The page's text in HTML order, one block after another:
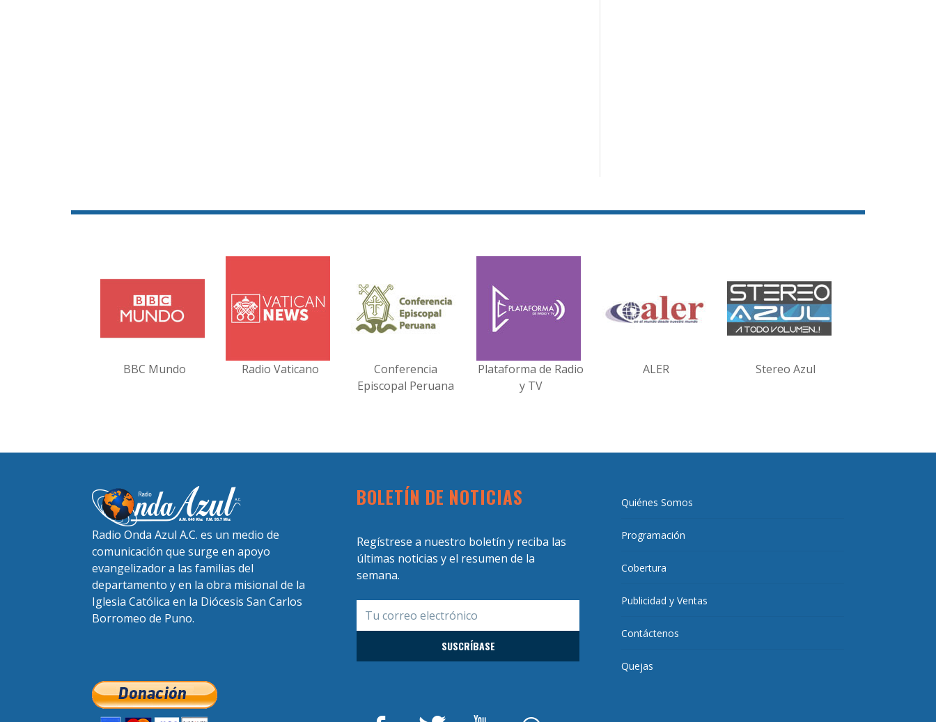
BBC Mundo Radio Vaticano
Conferencia
Episcopal Peruana
Plataforma de Radio
y TV
ALER Stereo Azul
Radio Onda Azul A.C. es un medio de
comunicación que surge en apoyo
evangelizador a las familias del
departamento y en la obra misional de la
Iglesia Católica en la Diócesis San Carlos
Borromeo de Puno.
BOLETÍN DE NOTICIAS
Regístrese a nuestro boletín y reciba las
últimas noticias y el resumen de la
semana.
Quiénes Somos
Programación
Cobertura
Publicidad y Ventas
Contáctenos
Quejas